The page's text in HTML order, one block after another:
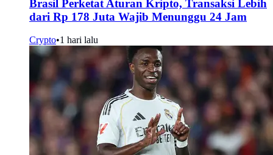
Brasil Perketat Aturan Kripto, Transaksi Lebih
dari Rp 178 Juta Wajib Menunggu 24 Jam
Crypto•1 hari lalu